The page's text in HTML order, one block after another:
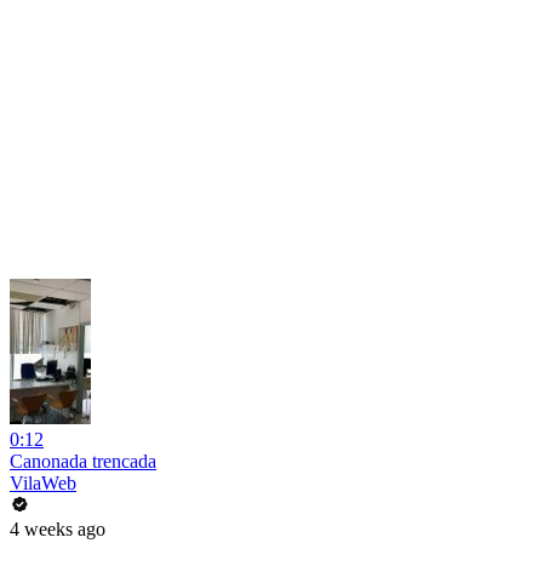
0:12
Canonada trencada
VilaWeb
4 weeks ago